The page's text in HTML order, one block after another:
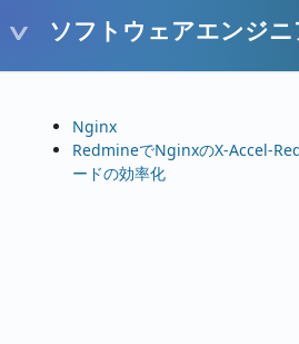
ソフトウェアエンジ
Nginx
RedmineでNginxのX-Accel-
ードの効率化